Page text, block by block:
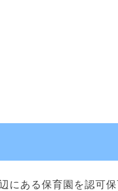
にある保育園を認可